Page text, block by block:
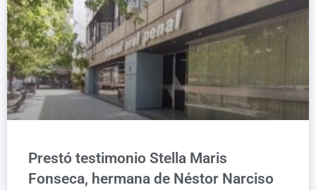
Prestó testimonio Stella Maris
Fonseca, hermana de Néstor Narciso